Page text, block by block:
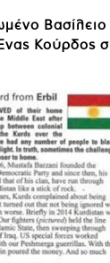
Βασίλειο